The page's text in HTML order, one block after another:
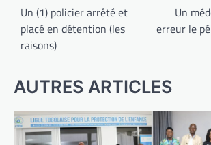
de
l’article
Un (1) policier arrêté et
placé en détention (les
raisons)
Un
erreur le
AUTRES ARTICLES